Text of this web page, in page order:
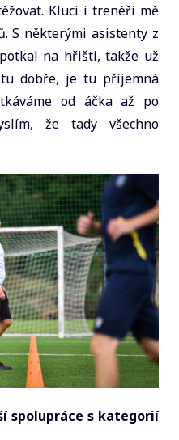
Kluci i trenéři mě
S některými asistenty z
na hřišti, takže už
dobře, je tu příjemná
od áčka až po
že tady všechno
spolupráce s kategorií